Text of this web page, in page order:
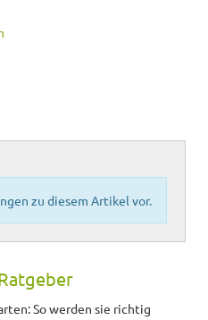
zu diesem Artikel vor.
So werden sie richtig